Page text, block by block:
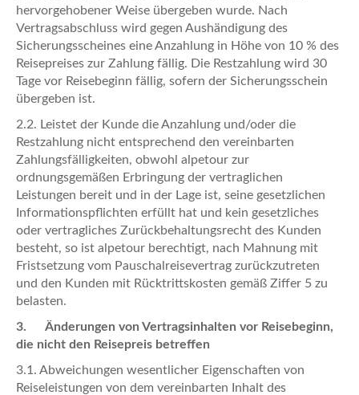
hervorgehobener Weise übergeben wurde. Nach
Vertragsabschluss wird gegen Aushändigung des
Sicherungsscheines eine Anzahlung in Höhe von 10 % des
Reisepreises zur Zahlung fällig. Die Restzahlung wird 30
Tage vor Reisebeginn fällig, sofern der Sicherungsschein
übergeben ist.
2.2. Leistet der Kunde die Anzahlung und/oder die
Restzahlung nicht entsprechend den vereinbarten
Zahlungsfälligkeiten, obwohl alpetour zur
ordnungsgemäßen Erbringung der vertraglichen
Leistungen bereit und in der Lage ist, seine gesetzlichen
Informationspflichten erfüllt hat und kein gesetzliches
oder vertragliches Zurückbehaltungsrecht des Kunden
besteht, so ist alpetour berechtigt, nach Mahnung mit
Fristsetzung vom Pauschalreisevertrag zurückzutreten
und den Kunden mit Rücktrittskosten gemäß Ziffer 5 zu
belasten.
3. Änderungen von Vertragsinhalten vor Reisebeginn,
die nicht den Reisepreis betreffen
3.1. Abweichungen wesentlicher Eigenschaften von
Reiseleistungen von dem vereinbarten Inhalt des